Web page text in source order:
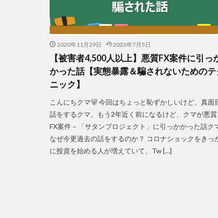
2020年11月29日 2023年7月5日
【被害者4,500人以上】悪質FX案件に引っ
かった話【実態暴露＆騙されないためのテ
ニック】
こんにちクマ🐻 今回はちょっと恥ずかしいけど、真面
話をするクマ。もう2年近く前になるけど、クマが悪質
FX案件－「サタンプロジェクト」に引っかかった話ク
なぜ今更過去の話をするのか？ コロナショックをきっ
に投資を始める人が増えていて、Tw […]